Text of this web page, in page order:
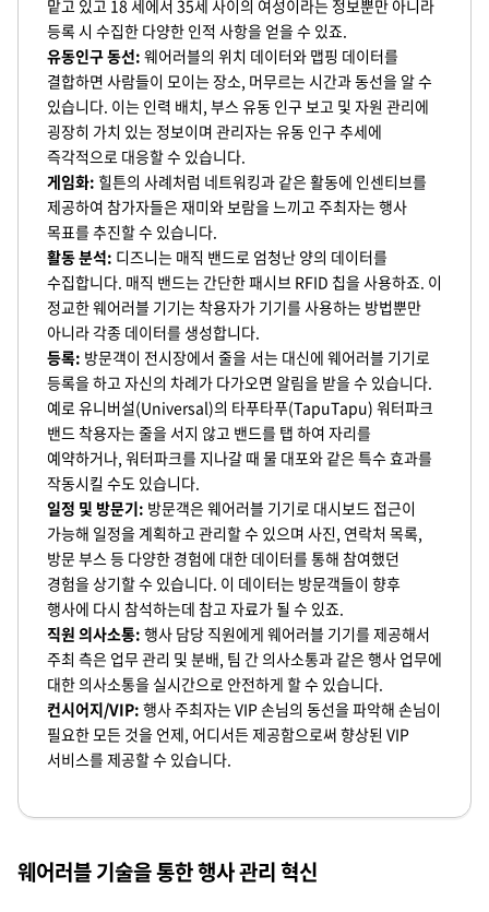
맡고 있고 18 세에서 35세 사이의 여성이라는 정보뿐만 아니라
등록 시 수집한 다양한 인적 사항을 얻을 수 있죠.
유동인구 동선: 웨어러블의 위치 데이터와 맵핑 데이터를
결합하면 사람들이 모이는 장소, 머무르는 시간과 동선을 알 수
있습니다. 이는 인력 배치, 부스 유동 인구 보고 및 자원 관리에
굉장히 가치 있는 정보이며 관리자는 유동 인구 추세에
즉각적으로 대응할 수 있습니다.
게임화: 힐튼의 사례처럼 네트워킹과 같은 활동에 인센티브를
제공하여 참가자들은 재미와 보람을 느끼고 주최자는 행사
목표를 추진할 수 있습니다.
활동 분석: 디즈니는 매직 밴드로 엄청난 양의 데이터를
수집합니다. 매직 밴드는 간단한 패시브 RFID 칩을 사용하죠. 이
정교한 웨어러블 기기는 착용자가 기기를 사용하는 방법뿐만
아니라 각종 데이터를 생성합니다.
등록: 방문객이 전시장에서 줄을 서는 대신에 웨어러블 기기로
등록을 하고 자신의 차례가 다가오면 알림을 받을 수 있습니다.
예로 유니버설(Universal)의 타푸타푸(TapuTapu) 워터파크
밴드 착용자는 줄을 서지 않고 밴드를 탭 하여 자리를
예약하거나, 워터파크를 지나갈 때 물 대포와 같은 특수 효과를
작동시킬 수도 있습니다.
일정 및 방문기: 방문객은 웨어러블 기기로 대시보드 접근이
가능해 일정을 계획하고 관리할 수 있으며 사진, 연락처 목록,
방문 부스 등 다양한 경험에 대한 데이터를 통해 참여했던
경험을 상기할 수 있습니다. 이 데이터는 방문객들이 향후
행사에 다시 참석하는데 참고 자료가 될 수 있죠.
직원 의사소통: 행사 담당 직원에게 웨어러블 기기를 제공해서
주최 측은 업무 관리 및 분배, 팀 간 의사소통과 같은 행사 업무에
대한 의사소통을 실시간으로 안전하게 할 수 있습니다.
컨시어지/VIP: 행사 주최자는 VIP 손님의 동선을 파악해 손님이
필요한 모든 것을 언제, 어디서든 제공함으로써 향상된 VIP
서비스를 제공할 수 있습니다.
웨어러블 기술을 통한 행사 관리 혁신